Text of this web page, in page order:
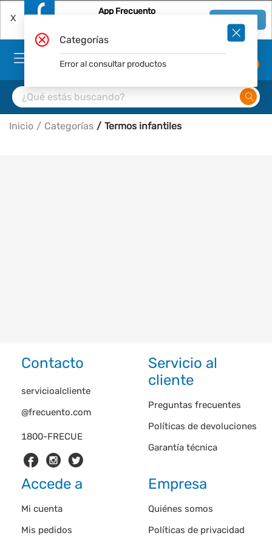
X
App Frecuento
Inicio Categorías Termos infantiles
Contacto
1800-FRECUE
servicioalcliente
@frecuento.com
Servicio al
cliente
Preguntas frecuentes
Políticas de devoluciones
Garantía técnica
Accede a
Mi cuenta
Mis pedidos
Empresa
Quiénes somos
Políticas de privacidad
Categorías
Error al consultar productos